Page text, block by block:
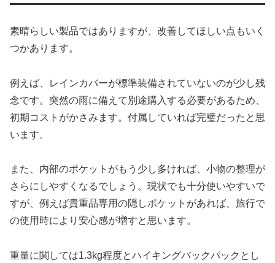
素晴らしい製品ではありますが、改善してほしい点もいく
つかあります。
例えば、レインカバーが標準装備されていないのが少し残
念です。突然の雨に備えて別途購入する必要があるため、
初期コストがかさみます。付属していれば完璧だったと思
います。
また、内部のポケットがもう少し多ければ、小物の整理が
さらにしやすくなるでしょう。現状でも十分使いやすいで
すが、例えば貴重品専用の隠しポケットがあれば、旅行で
の使用時により安心感が増すと思います。
重量に関しては1.3kg程度とハイキングバックパックとし